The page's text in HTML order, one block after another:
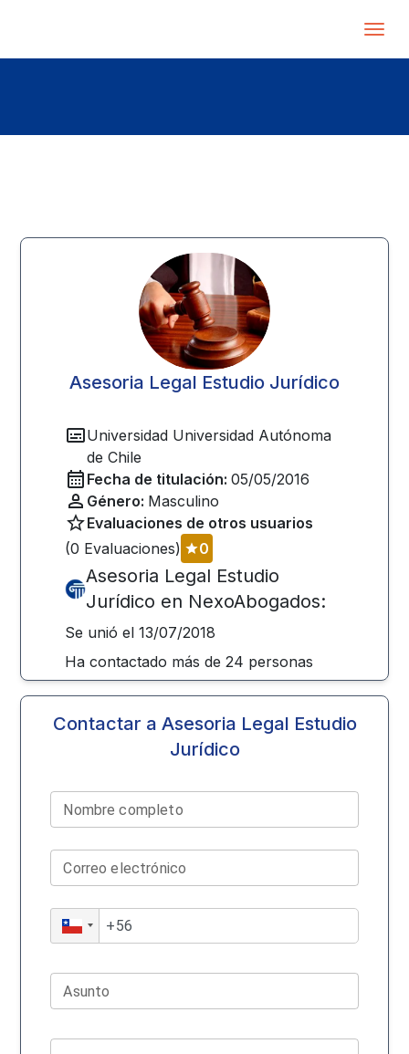
Asesoria Legal Estudio Jurídico
Universidad Universidad Autónoma
de Chile
Fecha de titulación: 05/05/2016
Género: Masculino
Evaluaciones de otros usuarios
(0 Evaluaciones) 0
Asesoria Legal Estudio
Jurídico en NexoAbogados:
Se unió el 13/07/2018
Ha contactado más de24 personas
Contactar a Asesoria Legal Estudio
Jurídico
Nombre completo
Correo electrónico
Asunto